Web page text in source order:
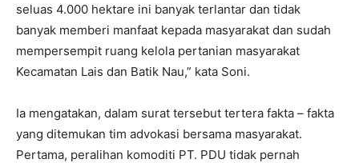
seluas 4.000 hektare ini banyak terlantar dan tidak
banyak memberi manfaat kepada masyarakat dan sudah
mempersempit ruang kelola pertanian masyarakat
Kecamatan Lais dan Batik Nau,” kata Soni.
Ia mengatakan, dalam surat tersebut tertera fakta – fakta
yang ditemukan tim advokasi bersama masyarakat.
Pertama, peralihan komoditi PT. PDU tidak pernah